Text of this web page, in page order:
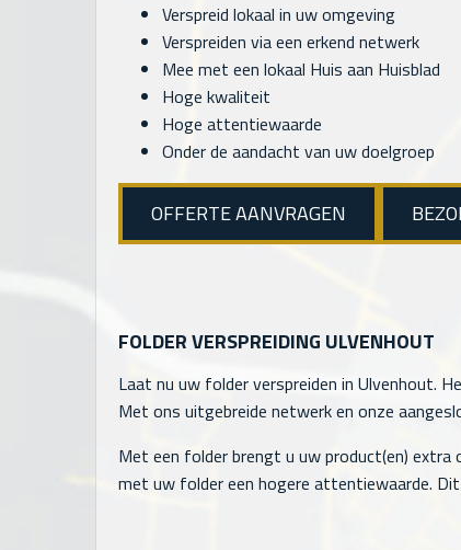
Verspreid lokaal in uw omgeving
Verspreiden via een erkend netwerk
Mee met een lokaal Huis aan Huisblad
Hoge kwaliteit
Hoge attentiewaarde
Onder de aandacht van uw doelgroep
OFFERTE AANVRAGEN
FOLDER VERSPREIDING ULVENHOUT
Laat nu uw folder verspreiden in Ulvenhout.
Met ons uitgebreide netwerk en onze
Met een folder brengt u uw product(en)
met uw folder een hogere attentiewaarde.